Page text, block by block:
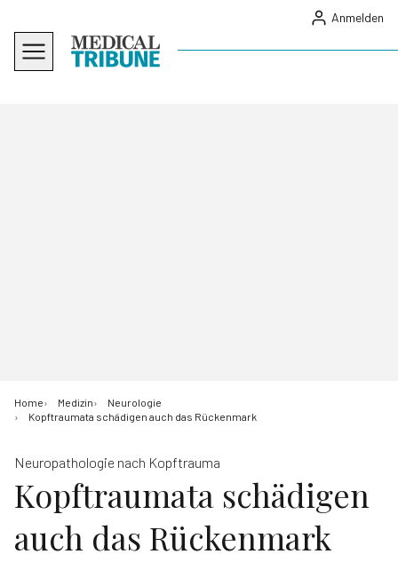
Anmelden
Home Medizin
Neurologie
Kopftraumata schädigen auch das Rückenmark
Neuropathologie nach Kopftrauma
Kopftraumata schädigen
auch das Rückenmark